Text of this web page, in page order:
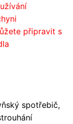
připravit s
spotřebič,